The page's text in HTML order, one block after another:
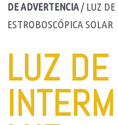
DE ADVERTENCIA/ LUZ DE
ESTROBOSCÓPICA SOLAR
LUZ DE